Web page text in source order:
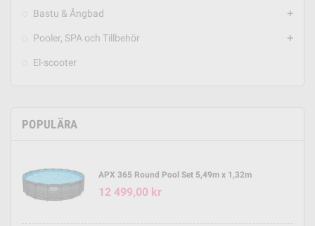
Bastu & Ångbad add
Pooler, SPA och Tillbehör add
El-scooter
POPULÄRA
APX 365 Round Pool Set 5,49m x 1,32m
12 499,00 kr